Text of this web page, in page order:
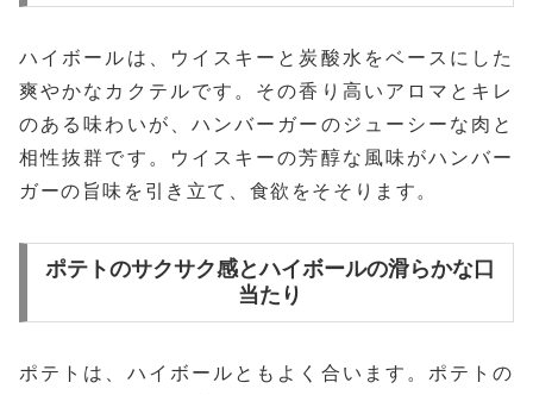
ハイボールは、ウイスキーと炭酸水をベースにした
爽やかなカクテルです。その香り高いアロマとキレ
のある味わいが、ハンバーガーのジューシーな肉と
相性抜群です。ウイスキーの芳醇な風味がハンバー
ガーの旨味を引き立て、食欲をそそります。
ポテトのサクサク感とハイボールの滑らかな口
当たり
ポテトは、ハイボールともよく合います。ポテトの